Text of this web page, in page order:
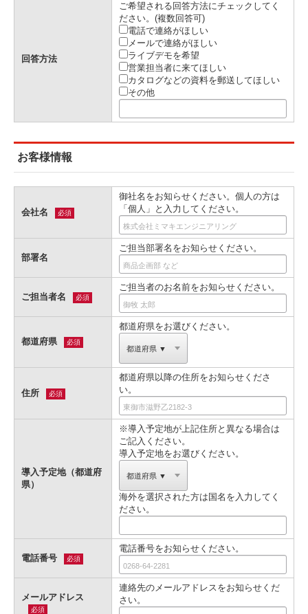
回答方法
ご希望される回答方法にチェックしてく
ださい。(複数回答可)
電話で連絡がほしい
メールで連絡がほしい
ライブデモを希望
営業担当者に来てほしい
カタログなどの資料を郵送してほしい
その他
お客様情報
会社名 必須
御社名をお知らせください。個人の方は
「個人」と入力してください。
部署名
ご担当部署名をお知らせください。
ご担当者名 必須
ご担当者のお名前をお知らせください。
都道府県 必須
都道府県をお選びください。
住所 必須
都道府県以降の住所をお知らせくださ
い。
導入予定地（都道府
県）
※導入予定地が上記住所と異なる場合は
ご記入ください。
導入予定地をお選びください。
海外を選択された方は国名を入力してく
ださい。
電話番号 必須
電話番号をお知らせください。
メールアドレス
必須
連絡先のメールアドレスをお知らせくだ
さい。